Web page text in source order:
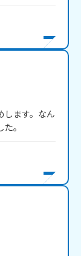
します。なん
。